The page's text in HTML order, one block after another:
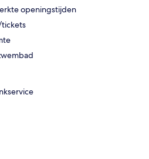
openingstijden